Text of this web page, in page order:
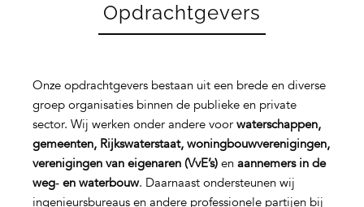
Opdrachtgevers
Onze opdrachtgevers bestaan uit een brede en diverse
groep organisaties binnen de publieke en private
sector. Wij werken onder andere voor waterschappen,
gemeenten, Rijkswaterstaat, woningbouwverenigingen,
verenigingen van eigenaren (VvE’s)en aannemers in de
weg‑ en waterbouw. Daarnaast ondersteunen wij
ingenieursbureaus en andere professionele partijen bij